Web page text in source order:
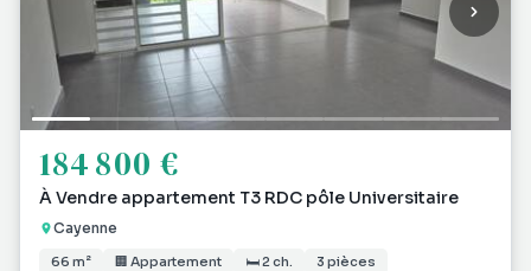
184 800 €
À Vendre appartement T3 RDC pôle Universitaire
Cayenne
66 m² 🏢 Appartement 🛏 2 ch. 3 pièces